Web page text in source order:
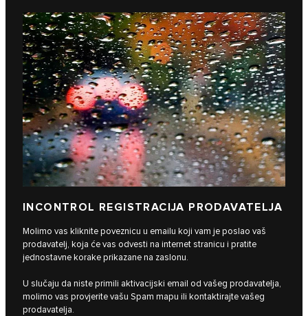
INCONTROL REGISTRACIJA PRODAVATELJA
Molimo vas kliknite poveznicu u emailu koji vam je poslao vaš
prodavatelj, koja će vas odvesti na internet stranicu i pratite
jednostavne korake prikazane na zaslonu.
U slučaju da niste primili aktivacijski email od vašeg prodavatelja,
molimo vas provjerite vašu Spam mapu ili kontaktirajte vašeg
prodavatelja.